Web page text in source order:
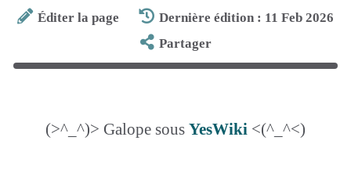
Éditer la page
Dernière édition : 11 Feb 2026
Partager
(>^_^)> Galope sous YesWiki <(^_^<)